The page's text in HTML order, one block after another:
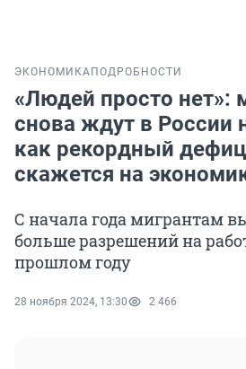
ЭКОНОМИКА ПОДРОБНОСТИ
«Людей просто нет»:
снова ждут в России
как рекордный
скажется на
С начала года мигрантам
больше разрешений на
прошлом году
28 ноября 2024, 13:30 2 466